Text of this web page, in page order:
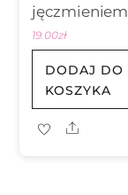
jęczmieniem
19.00zł
DODAJ DO
KOSZYKA
Share